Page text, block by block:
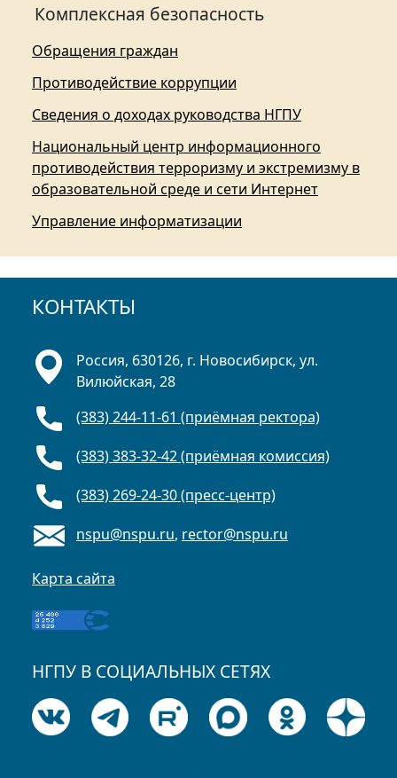
Комплексная безопасность
Обращения граждан
Противодействие коррупции
Сведения о доходах руководства НГПУ
Национальный центр информационного
противодействия терроризму и экстремизму в
образовательной среде и сети Интернет
Управление информатизации
КОНТАКТЫ
Россия, 630126, г. Новосибирск, ул.
Вилюйская, 28
(383) 244-11-61 (приёмная ректора)
(383) 383-32-42 (приёмная комиссия)
(383) 269-24-30 (пресс-центр)
nspu@nspu.ru, rector@nspu.ru
Карта сайта
НГПУ В СОЦИАЛЬНЫХ СЕТЯХ